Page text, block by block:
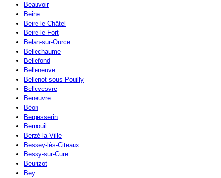
Beauvoir
Beine
Beire-le-Châtel
Beire-le-Fort
Belan-sur-Ource
Bellechaume
Bellefond
Belleneuve
Bellenot-sous-Pouilly
Bellevesvre
Beneuvre
Béon
Bergesserin
Bernouil
Berzé-la-Ville
Bessey-lès-Citeaux
Bessy-sur-Cure
Beurizot
Bey